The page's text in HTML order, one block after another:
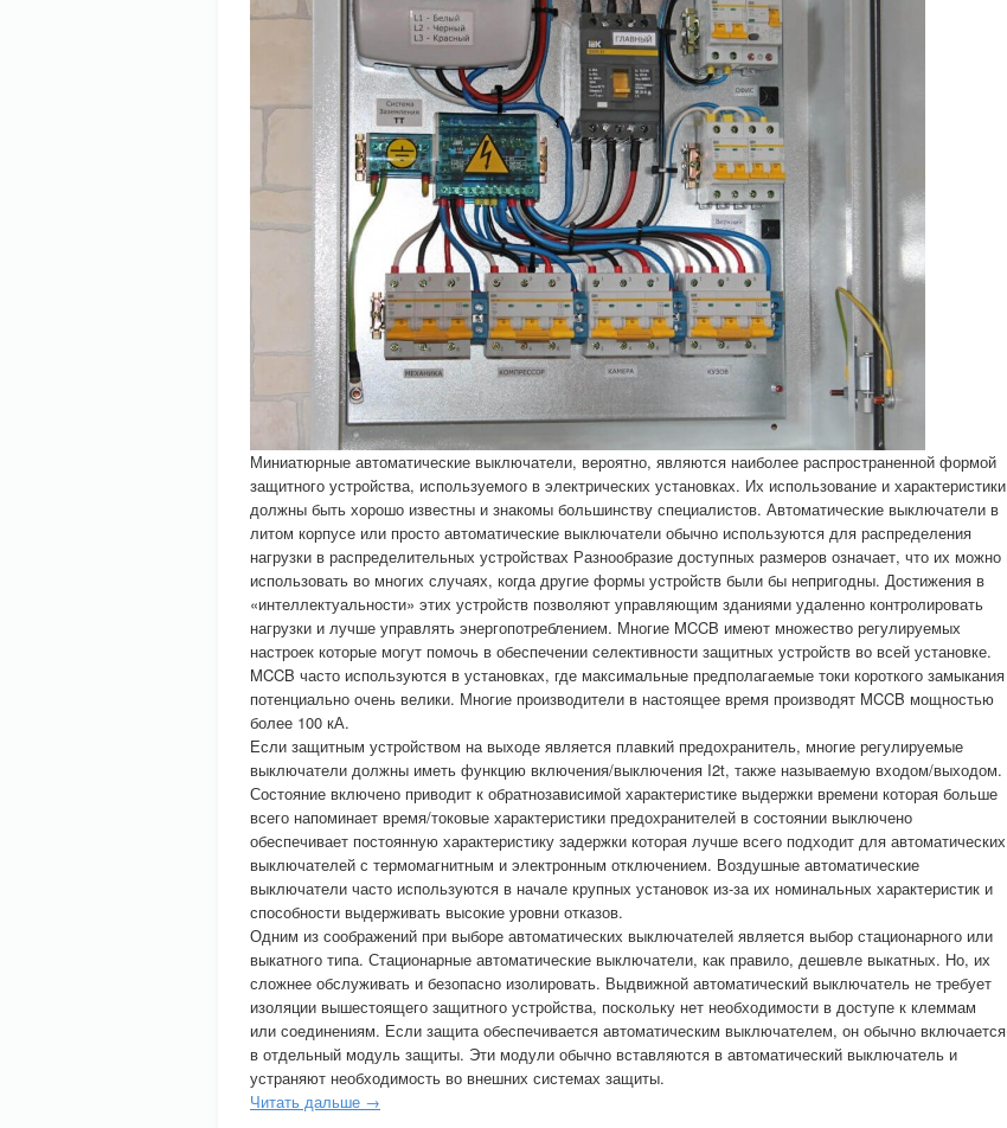
Миниатюрные автоматические выключатели, вероятно, являются наиболее распространенной формой
защитного устройства, используемого в электрических установках. Их использование и характеристики
должны быть хорошо известны и знакомы большинству специалистов. Автоматические выключатели в
литом корпусе или просто автоматические выключатели обычно используются для распределения
нагрузки в распределительных устройствах Разнообразие доступных размеров означает, что их можно
использовать во многих случаях, когда другие формы устройств были бы непригодны. Достижения в
«интеллектуальности» этих устройств позволяют управляющим зданиями удаленно контролировать
нагрузки и лучше управлять энергопотреблением. Многие MCCB имеют множество регулируемых
настроек которые могут помочь в обеспечении селективности защитных устройств во всей установке.
MCCB часто используются в установках, где максимальные предполагаемые токи короткого замыкания
потенциально очень велики. Многие производители в настоящее время производят MCCB мощностью
более 100 кА.
Если защитным устройством на выходе является плавкий предохранитель, многие регулируемые
выключатели должны иметь функцию включения/выключения I2t, также называемую входом/выходом.
Состояние включено приводит к обратнозависимой характеристике выдержки времени которая больше
всего напоминает время/токовые характеристики предохранителей в состоянии выключено
обеспечивает постоянную характеристику задержки которая лучше всего подходит для автоматических
выключателей с термомагнитным и электронным отключением. Воздушные автоматические
выключатели часто используются в начале крупных установок из-за их номинальных характеристик и
способности выдерживать высокие уровни отказов.
Одним из соображений при выборе автоматических выключателей является выбор стационарного или
выкатного типа. Стационарные автоматические выключатели, как правило, дешевле выкатных. Но, их
сложнее обслуживать и безопасно изолировать. Выдвижной автоматический выключатель не требует
изоляции вышестоящего защитного устройства, поскольку нет необходимости в доступе к клеммам
или соединениям. Если защита обеспечивается автоматическим выключателем, он обычно включается
в отдельный модуль защиты. Эти модули обычно вставляются в автоматический выключатель и
устраняют необходимость во внешних системах защиты.
Читать дальше →